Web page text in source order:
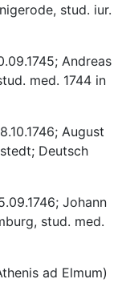
stud. iur.
Andreas
med. 1744 in
August
Deutsch
Johann
stud. med.
ad Elmum)